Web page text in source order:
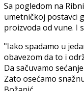
Sa pogledom na
umetničkoj postavci
proizvoda od vune. I
"Iako spadamo u
obavezom da to i
Da sačuvamo
Zato osećamo